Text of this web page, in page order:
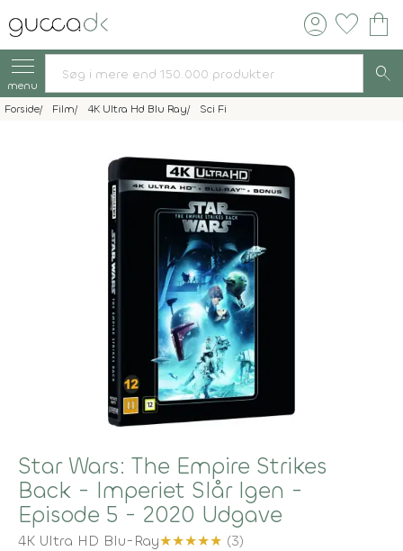
account_circle favorite shopping_bag
menu search
Forside Film 4K Ultra Hd Blu Ray Sci Fi
Star Wars: The Empire Strikes
Back - Imperiet Slår Igen -
Episode 5 - 2020 Udgave
4K Ultra HD Blu-Ray★★★★★ (3)